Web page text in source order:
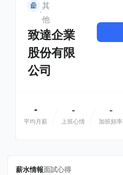
其
他
致達企業
股份有限
公司
-
平均月薪
-
上班心情
-
加班頻率
薪水情報面試心得